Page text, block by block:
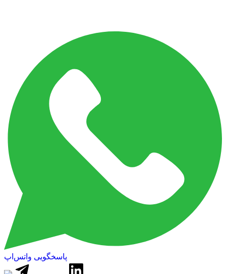
پاسخگویی واتس‌اپ